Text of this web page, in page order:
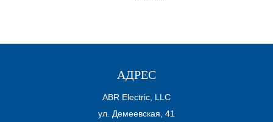
АДРЕС
ABR Electric, LLC
ул. Демеевская, 41